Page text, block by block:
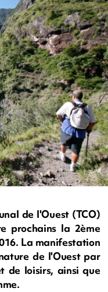
de l'Ouest (TCO)
prochains la 2ème
La manifestation
de l'Ouest par
de loisirs, ainsi que